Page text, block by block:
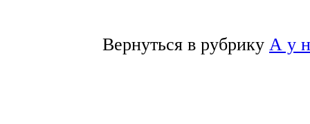
Вернуться в рубрику А у